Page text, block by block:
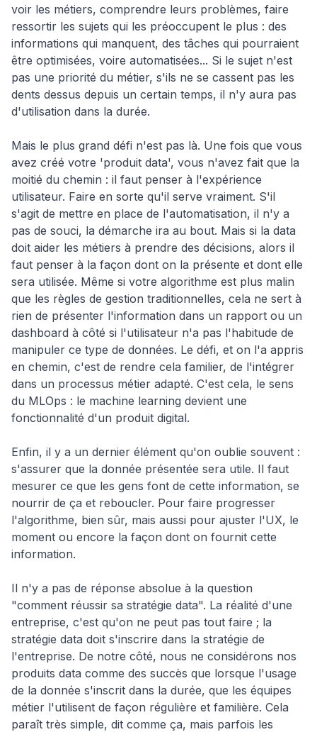
voir les métiers, comprendre leurs problèmes, faire
ressortir les sujets qui les préoccupent le plus : des
informations qui manquent, des tâches qui pourraient
être optimisées, voire automatisées... Si le sujet n'est
pas une priorité du métier, s'ils ne se cassent pas les
dents dessus depuis un certain temps, il n'y aura pas
d'utilisation dans la durée.
Mais le plus grand défi n'est pas là. Une fois que vous
avez créé votre 'produit data', vous n'avez fait que la
moitié du chemin : il faut penser à l'expérience
utilisateur. Faire en sorte qu'il serve vraiment. S'il
s'agit de mettre en place de l'automatisation, il n'y a
pas de souci, la démarche ira au bout. Mais si la data
doit aider les métiers à prendre des décisions, alors il
faut penser à la façon dont on la présente et dont elle
sera utilisée. Même si votre algorithme est plus malin
que les règles de gestion traditionnelles, cela ne sert à
rien de présenter l'information dans un rapport ou un
dashboard à côté si l'utilisateur n'a pas l'habitude de
manipuler ce type de données. Le défi, et on l'a appris
en chemin, c'est de rendre cela familier, de l'intégrer
dans un processus métier adapté. C'est cela, le sens
du MLOps : le machine learning devient une
fonctionnalité d'un produit digital.
Enfin, il y a un dernier élément qu'on oublie souvent :
s'assurer que la donnée présentée sera utile. Il faut
mesurer ce que les gens font de cette information, se
nourrir de ça et reboucler. Pour faire progresser
l'algorithme, bien sûr, mais aussi pour ajuster l'UX, le
moment ou encore la façon dont on fournit cette
information.
Il n'y a pas de réponse absolue à la question
"comment réussir sa stratégie data". La réalité d'une
entreprise, c'est qu'on ne peut pas tout faire ; la
stratégie data doit s'inscrire dans la stratégie de
l'entreprise. De notre côté, nous ne considérons nos
produits data comme des succès que lorsque l'usage
de la donnée s'inscrit dans la durée, que les équipes
métier l'utilisent de façon régulière et familière. Cela
paraît très simple, dit comme ça, mais parfois les